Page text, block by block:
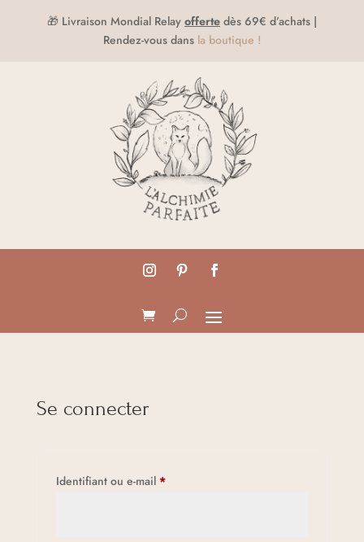
🎁 Livraison Mondial Relay offertedès 69€ d’achats |
Rendez-vous dans la boutique !
Se connecter
Identifiant ou e-mail *Obligatoire